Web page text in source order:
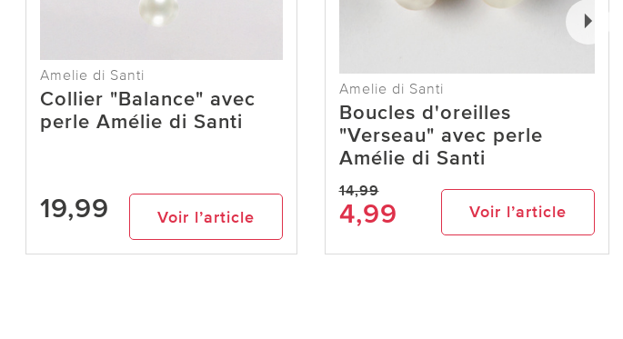
Amelie di Santi
Collier "Balance" avec
perle Amélie di Santi
19,99 Voir l’article
Amelie di Santi
Boucles d'oreilles
"Verseau" avec perle
Amélie di Santi
14,99
4,99 Voir l’article